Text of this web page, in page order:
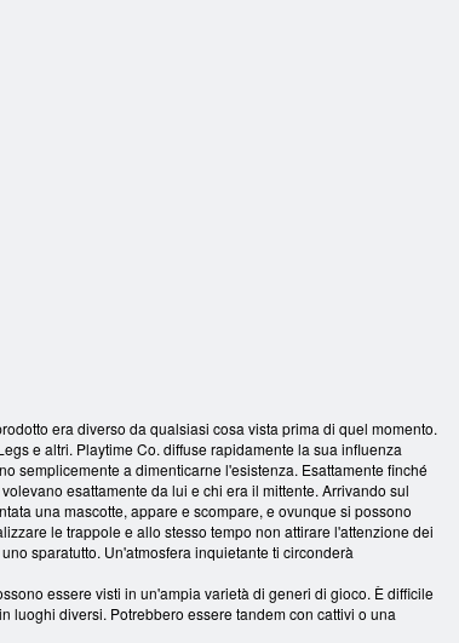
era diverso da qualsiasi cosa vista prima di quel momento.
e altri. Playtime Co. diffuse rapidamente la sua influenza
semplicemente a dimenticarne l'esistenza. Esattamente finché
esattamente da lui e chi era il mittente. Arrivando sul
una mascotte, appare e scompare, e ovunque si possono
le trappole e allo stesso tempo non attirare l'attenzione dei
sparatutto. Un'atmosfera inquietante ti circonderà
essere visti in un'ampia varietà di generi di gioco. È difficile
luoghi diversi. Potrebbero essere tandem con cattivi o una